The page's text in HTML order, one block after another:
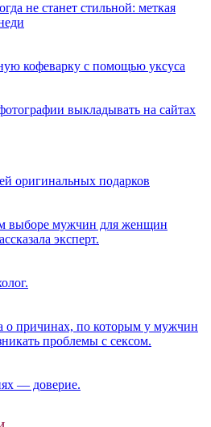
не станет стильной: меткая
кофеварку с помощью уксуса
выкладывать на сайтах
оригинальных подарков
выборе мужчин для женщин
эксперт.
о причинах, по которым у мужчин
проблемы с сексом.
— доверие.